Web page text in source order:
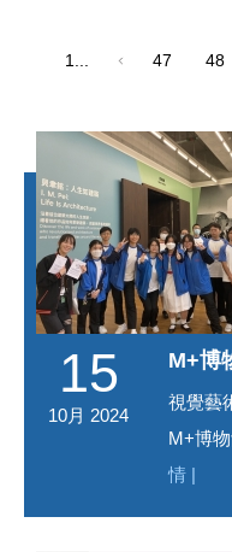
1... 47 48
15
10月 2024
M+博
視覺藝
M+博
情 |